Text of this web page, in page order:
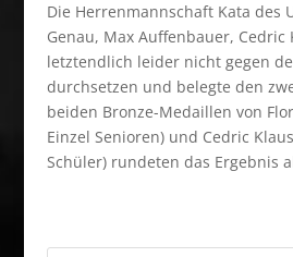
Die Herrenmannschaft Kata des
Genau, Max Auffenbauer, Cedric
letztendlich leider nicht gegen
durchsetzen und belegte den
beiden Bronze-Medaillen von
Einzel Senioren) und Cedric
Schüler) rundeten das Ergebnis